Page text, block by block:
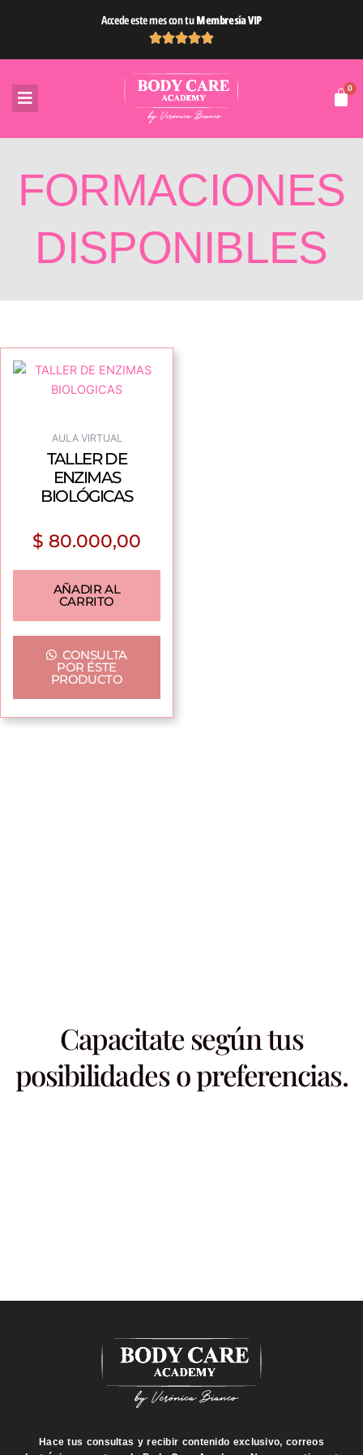
Accede este mes con tuMembresía VIP
FORMACIONES
DISPONIBLES
AULA VIRTUAL
TALLER DE
ENZIMAS
BIOLÓGICAS
$ 80.000,00
AÑADIR AL
CARRITO
CONSULTA
POR ÉSTE
PRODUCTO
Capacitate según tus
posibilidades o preferencias.
Hace tus consultas y recibir contenido exclusivo, correos